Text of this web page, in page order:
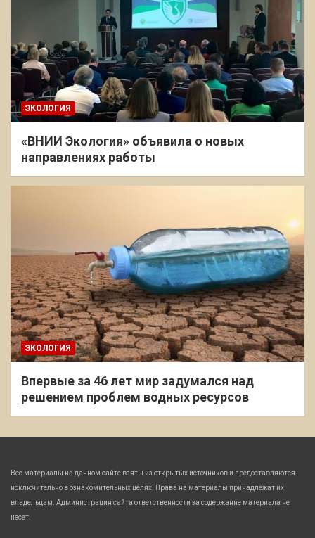
ЭКОЛОГИЯ
«ВНИИ Экология» объявила о новых
направлениях работы
ЭКОЛОГИЯ
Впервые за 46 лет мир задумался над
решением проблем водных ресурсов
Все материалы на данном сайте взяты из открытых источников и предоставляются
исключительно в ознакомительных целях. Права на материалы принадлежат их
владельцам. Администрация сайта ответственности за содержание материала не
несет.